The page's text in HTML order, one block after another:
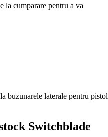
la cumparare pentru a va
buzunarele laterale pentru pistol
Switchblade